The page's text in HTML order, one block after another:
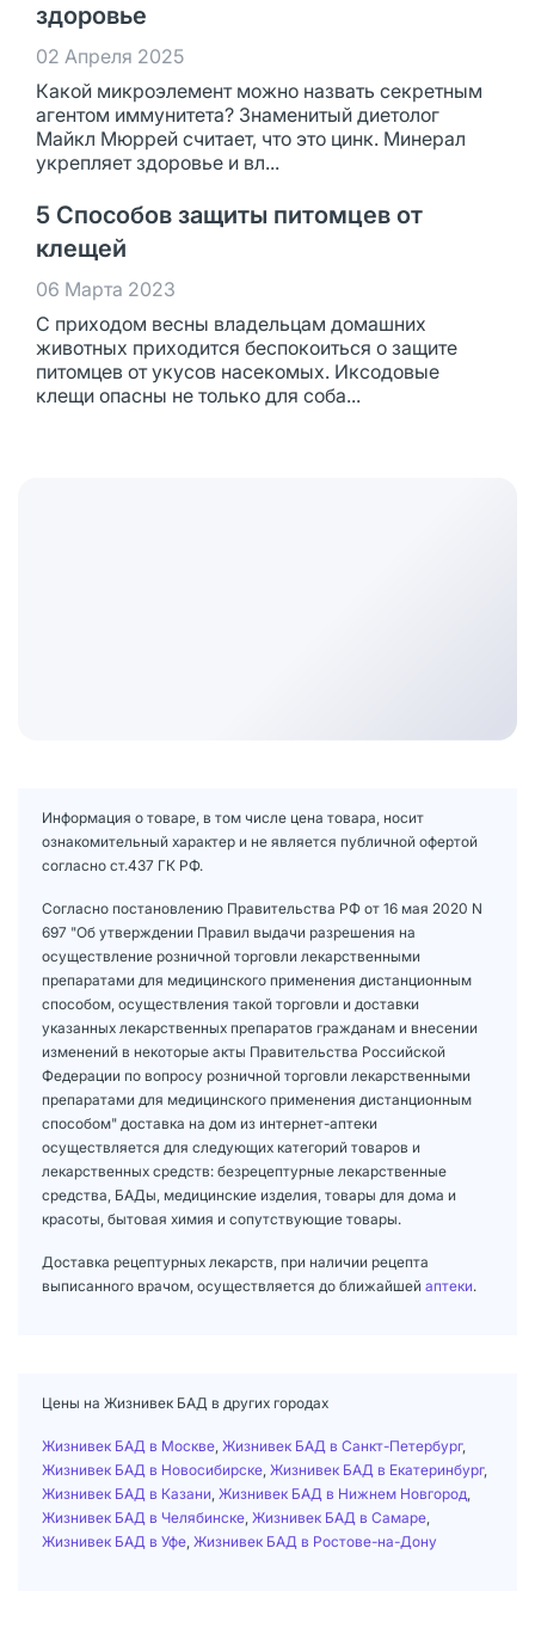
здоровье
02 Апреля 2025
Какой микроэлемент можно назвать секретным
агентом иммунитета? Знаменитый диетолог
Майкл Мюррей считает, что это цинк. Минерал
укрепляет здоровье и вл...
5 Способов защиты питомцев от
клещей
06 Марта 2023
С приходом весны владельцам домашних
животных приходится беспокоиться о защите
питомцев от укусов насекомых. Иксодовые
клещи опасны не только для соба...
Информация о товаре, в том числе цена товара, носит
ознакомительный характер и не является публичной офертой
согласно ст.437 ГК РФ.
Согласно постановлению Правительства РФ от 16 мая 2020 N
697 "Об утверждении Правил выдачи разрешения на
осуществление розничной торговли лекарственными
препаратами для медицинского применения дистанционным
способом, осуществления такой торговли и доставки
указанных лекарственных препаратов гражданам и внесении
изменений в некоторые акты Правительства Российской
Федерации по вопросу розничной торговли лекарственными
препаратами для медицинского применения дистанционным
способом" доставка на дом из интернет-аптеки
осуществляется для следующих категорий товаров и
лекарственных средств: безрецептурные лекарственные
средства, БАДы, медицинские изделия, товары для дома и
красоты, бытовая химия и сопутствующие товары.
Доставка рецептурных лекарств, при наличии рецепта
выписанного врачом, осуществляется до ближайшей аптеки.
Цены на Жизнивек БАД в других городах
Жизнивек БАД в Москве Жизнивек БАД в Санкт-Петербург,
Жизнивек БАД в Новосибирске Жизнивек БАД в Екатеринбург,
Жизнивек БАД в Казани Жизнивек БАД в Нижнем Новгород
Жизнивек БАД в Челябинске Жизнивек БАД в Самаре
Жизнивек БАД в Уфе Жизнивек БАД в Ростове-на-Дону